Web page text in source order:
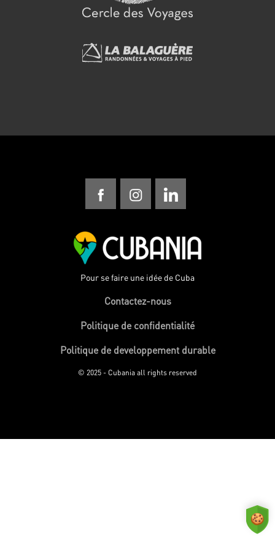
Pour se faire une idée de Cuba
Contactez-nous
Politique de confidentialité
Politique de developpement durable
© 2025 - Cubania all rights reserved